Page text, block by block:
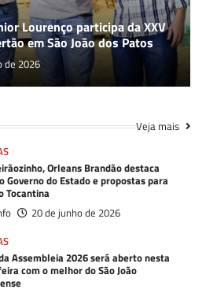
Lourenço participa da XXV
em São João dos Patos
de 2026
Veja mais
Orleans Brandão destaca
Governo do Estado e propostas para
Tocantina
20 de junho de 2026
Assembleia 2026 será aberto nesta
com o melhor do São João